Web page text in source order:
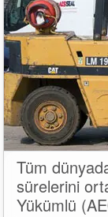
Tüm
sürelerini
Yükümlü